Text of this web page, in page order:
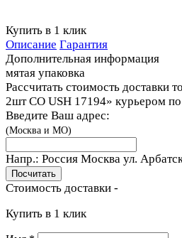
Купить в 1 клик
Описание Гарантия
Дополнительная информация
мятая упаковка
Рассчитать стоимость доставки
2шт СО USH 17194» курьером
Введите Ваш адрес:
(Москва и МО)
Напр.: Россия Москва ул.
Стоимость доставки -
Купить в 1 клик